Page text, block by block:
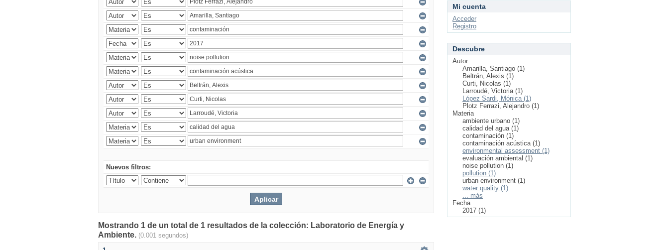
Nuevos filtros:
Mostrando 1 de un total de 1 resultados de la colección: Laboratorio de Energía y
Ambiente. (0.001 segundos)
Mi cuenta
Acceder
Registro
Descubre
Autor
Amarilla, Santiago (1)
Beltrán, Alexis (1)
Curti, Nicolas (1)
Larroudé, Victoria (1)
López Sardi, Mónica (1)
Plotz Ferrazi, Alejandro (1)
Materia
ambiente urbano (1)
calidad del agua (1)
contaminación (1)
contaminación acústica (1)
environmental assessment (1)
evaluación ambiental (1)
noise pollution (1)
pollution (1)
urban environment (1)
water quality (1)
... más
Fecha
2017 (1)